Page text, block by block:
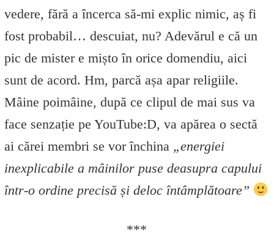
vedere, fără a încerca să-mi explic nimic, aș fi
fost probabil… descuiat, nu? Adevărul e că un
pic de mister e mișto în orice domendiu, aici
sunt de acord. Hm, parcă așa apar religiile.
Mâine poimâine, după ce clipul de mai sus va
face senzație pe YouTube:D, va apărea o sectă
ai cărei membri se vor închina „energiei
inexplicabile a mâinilor puse deasupra capului
într-o ordine precisă și deloc întâmplătoare”
***